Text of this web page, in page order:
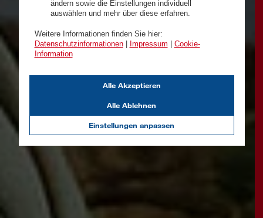
ändern sowie die Einstellungen individuell
auswählen und mehr über diese erfahren.
Weitere Informationen finden Sie hier:
Datenschutzinformationen| Impressum
Cookie-
Information
Einstellungen anpassen
Alle Ablehnen
Alle Akzeptieren